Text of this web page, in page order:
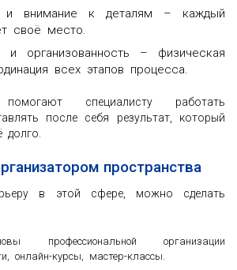
и внимание к деталям – каждый
своё место.
и организованность – физическая
всех этапов процесса.
специалисту работать
после себя результат, который
долго.
пространства
в этой сфере, можно сделать
профессиональной организации
онлайн-курсы, мастер-классы.